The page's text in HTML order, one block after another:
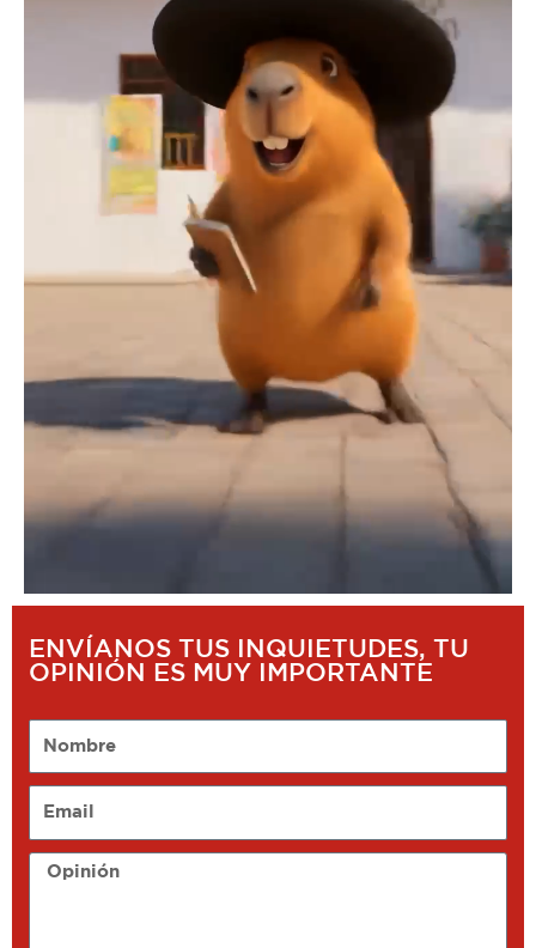
ENVÍANOS TUS INQUIETUDES, TU
OPINIÓN ES MUY IMPORTANTE
Opinión